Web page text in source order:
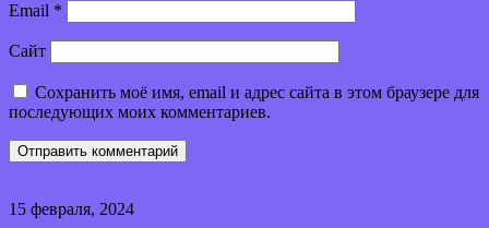
Email *
Сайт
Сохранить моё имя, email и адрес сайта в этом браузере для
последующих моих комментариев.
15 февраля, 2024